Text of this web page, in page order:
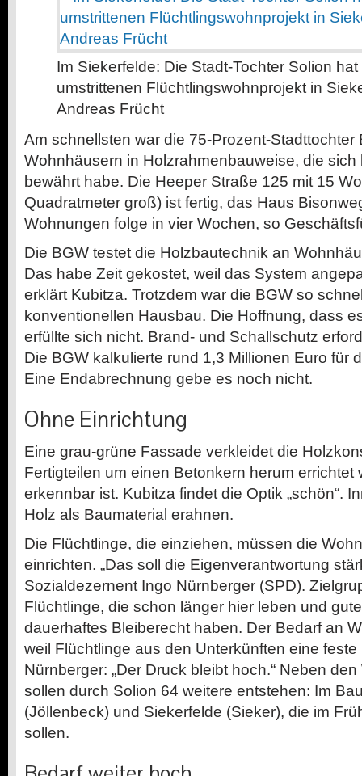
Im Siekerfelde: Die Stadt-Tochter Solion hat
umstrittenen Flüchtlingswohnprojekt in
Andreas Frücht
Am schnellsten war die 75-Prozent-Stadttochter
Wohnhäusern in Holzrahmenbauweise, die sich
bewährt habe. Die Heeper Straße 125 mit 15
Quadratmeter groß) ist fertig, das Haus
Wohnungen folge in vier Wochen, so
Die BGW testet die Holzbautechnik an
Das habe Zeit gekostet, weil das System
erklärt Kubitza. Trotzdem war die BGW so
konventionellen Hausbau. Die Hoffnung, dass
erfüllte sich nicht. Brand- und Schallschutz
Die BGW kalkulierte rund 1,3 Millionen Euro für
Eine Endabrechnung gebe es noch nicht.
Ohne Einrichtung
Eine grau-grüne Fassade verkleidet die
Fertigteilen um einen Betonkern herum errichtet
erkennbar ist. Kubitza findet die Optik „schön“.
Holz als Baumaterial erahnen.
Die Flüchtlinge, die einziehen, müssen die
einrichten. „Das soll die Eigenverantwortung
Sozialdezernent Ingo Nürnberger (SPD).
Flüchtlinge, die schon länger hier leben und
dauerhaftes Bleiberecht haben. Der Bedarf an
weil Flüchtlinge aus den Unterkünften eine
Nürnberger: „Der Druck bleibt hoch.“ Neben
sollen durch Solion 64 weitere entstehen: Im
(Jöllenbeck) und Siekerfelde (Sieker), die im
sollen.